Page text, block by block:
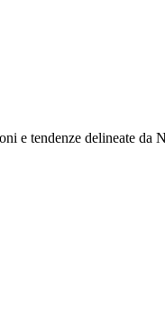
e tendenze delineate da